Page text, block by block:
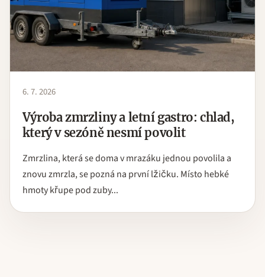
6. 7. 2026
Výroba zmrzliny a letní gastro: chlad,
který v sezóně nesmí povolit
Zmrzlina, která se doma v mrazáku jednou povolila a
znovu zmrzla, se pozná na první lžičku. Místo hebké
hmoty křupe pod zuby...